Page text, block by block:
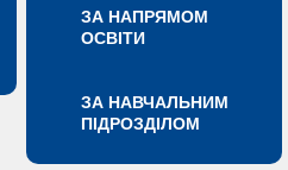
ЗА НАПРЯМОМ
ОСВІТИ
ЗА НАВЧАЛЬНИМ
ПІДРОЗДІЛОМ